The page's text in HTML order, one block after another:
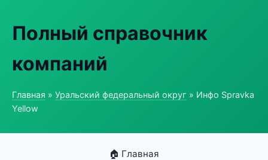
Полный справочник
компаний
Главная » Уральский федеральный округ » Инфо Spravka
Yellow
🏠 Главная